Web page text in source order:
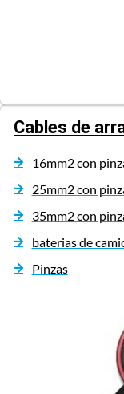
Cables de
16mm2 con
25mm2 con
35mm2 con
baterias de
Pinzas